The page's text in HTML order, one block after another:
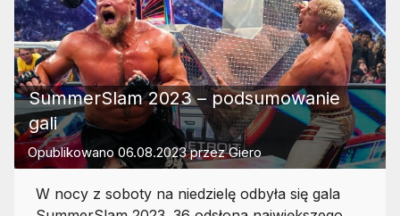
SummerSlam 2023 – podsumowanie
gali
Opublikowano 06.08.2023przezGiero
W nocy z soboty na niedzielę odbyła się gala